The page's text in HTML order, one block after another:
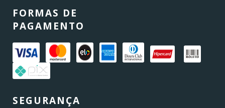
FORMAS DE
PAGAMENTO
SEGURANÇA